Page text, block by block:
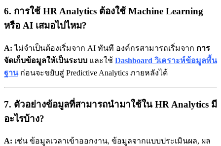
6. การใช้ HR Analytics ต้องใช้ Machine Learning
หรือ AI เสมอไปไหม?
A: ไม่จำเป็นต้องเริ่มจาก AI ทันที องค์กรสามารถเริ่มจาก การ
จัดเก็บข้อมูลให้เป็นระบบ และใช้ Dashboard วิเคราะห์ข้อมูลพื้น
ฐานก่อนจะขยับสู่ Predictive Analytics ภายหลังได้
7. ตัวอย่างข้อมูลที่สามารถนำมาใช้ใน HR Analytics มี
อะไรบ้าง?
A: เช่น ข้อมูลเวลาเข้าออกงาน, ข้อมูลจากแบบประเมินผล, ผล